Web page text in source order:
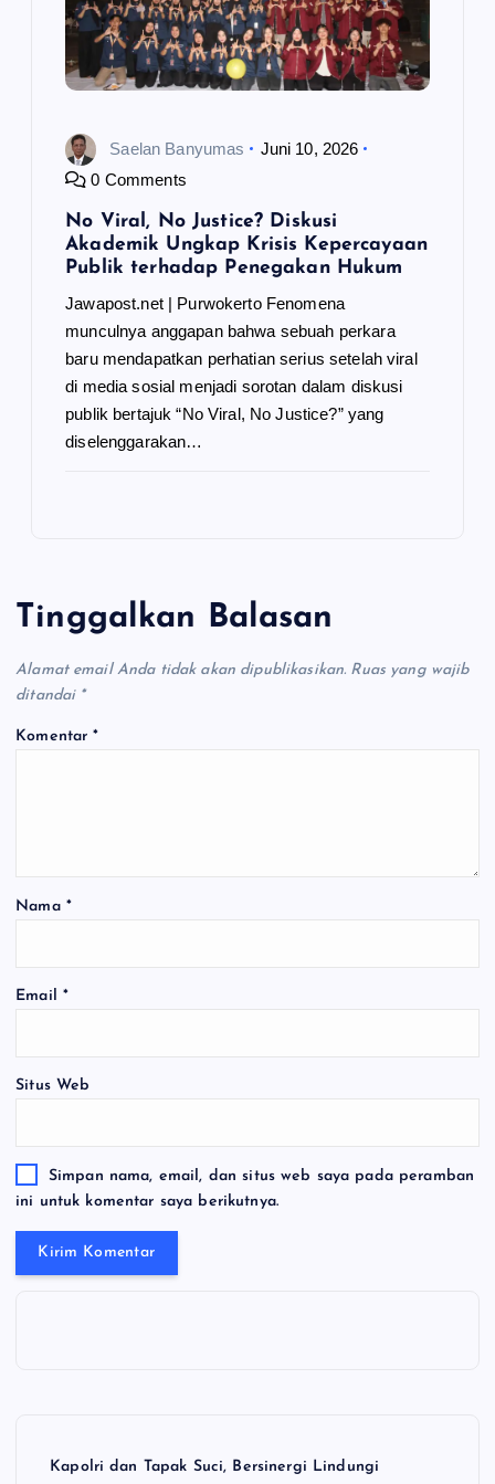
Saelan Banyumas
Juni 10, 2026
0 Comments
No Viral, No Justice? Diskusi
Akademik Ungkap Krisis Kepercayaan
Publik terhadap Penegakan Hukum
Jawapost.net | Purwokerto Fenomena
munculnya anggapan bahwa sebuah perkara
baru mendapatkan perhatian serius setelah viral
di media sosial menjadi sorotan dalam diskusi
publik bertajuk “No Viral, No Justice?” yang
diselenggarakan…
Tinggalkan Balasan
Alamat email Anda tidak akan dipublikasikan. Ruas yang wajib
ditandai *
Komentar*
Nama *
Email *
Situs Web
Simpan nama, email, dan situs web saya pada peramban
ini untuk komentar saya berikutnya.
Kapolri dan Tapak Suci, Bersinergi Lindungi